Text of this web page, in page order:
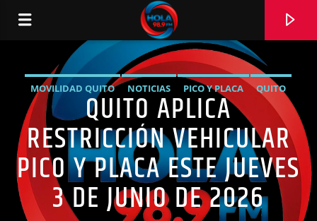
RADIO HOLA
0:00
MOVILIDAD QUITO NOTICIAS PICO Y PLACA
QUITO
SÍNTESIS NOTICIOSA
TRÁNSITO QUITO
QUITO APLICA
RESTRICCIÓN VEHICULAR
PICO Y PLACA ESTE JUEVES
3 DE JUNIO DE 2026